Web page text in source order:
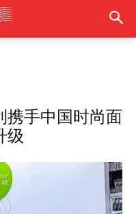
携手中国时尚面
级